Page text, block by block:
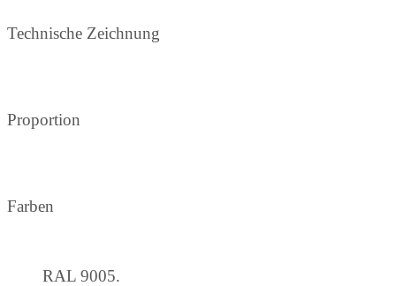
Technische Zeichnung
Proportion
Farben
RAL 9005.